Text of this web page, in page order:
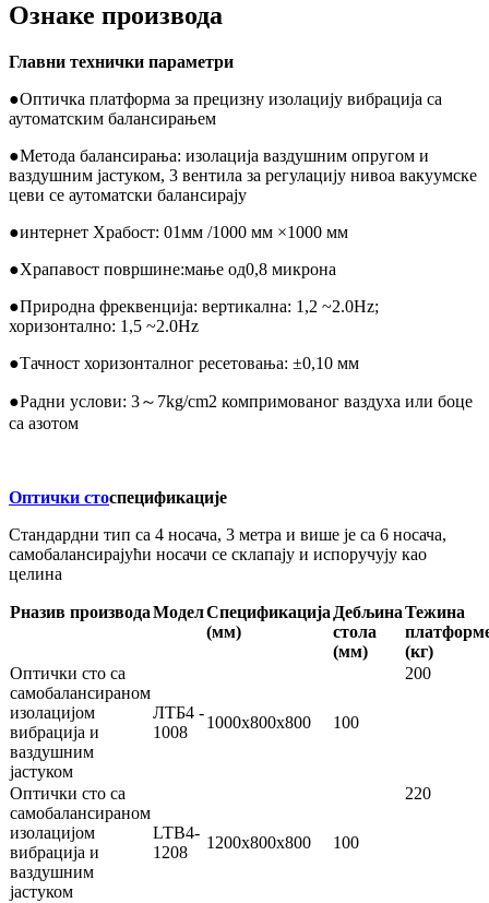
Ознаке производа
Главни технички параметри
●Оптичка платформа за прецизну изолацију вибрација са
аутоматским балансирањем
●Метода балансирања: изолација ваздушним опругом и
ваздушним јастуком, 3 вентила за регулацију нивоа вакуумске
цеви се аутоматски балансирају
●интернет Храбост: 01мм /1000 мм ×1000 мм
●Храпавост површине:мање од0,8 микрона
●Природна фреквенција: вертикална: 1,2 ~2.0Hz;
хоризонтално: 1,5 ~2.0Hz
●Тачност хоризонталног ресетовања: ±0,10 мм
●Радни услови: 3～7kg/cm2 компримованог ваздуха или боце
са азотом
Оптички стоспецификације
Стандардни тип са 4 носача, 3 метра и више је са 6 носача,
самобалансирајући носачи се склапају и испоручују као
целина
Pназив производаMоделСпецификација
(мм)
Дебљина
стола
(мм)
Тежина
(кг)
Оптички сто са
самобалансираном
изолацијом
вибрација и
ваздушним
јастуком
ЛТБ4 -
1008
1000x800x800 100
200
Оптички сто са
самобалансираном
изолацијом
вибрација и
ваздушним
јастуком
LTB4-
1208
1200x800x800 100
220